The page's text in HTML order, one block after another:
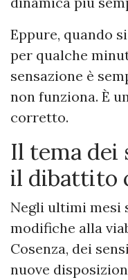
Eppure, quando
per qualche
sensazione è
non funziona. È
corretto.
Il tema dei
il dibattito
Negli ultimi mesi
modifiche alla
Cosenza, dei
nuove